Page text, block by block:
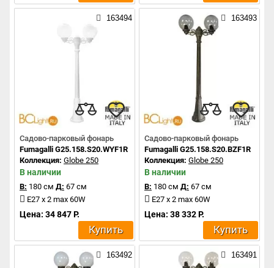
163494
Садово-парковый фонарь
Fumagalli G25.158.S20.WYF1R
Коллекция: Globe 250
В наличии
В: 180 см Д: 67 см
E27 x 2 max 60W
Цена: 34 847 Р.
Купить
163493
Садово-парковый фонарь
Fumagalli G25.158.S20.BZF1R
Коллекция: Globe 250
В наличии
В: 180 см Д: 67 см
E27 x 2 max 60W
Цена: 38 332 Р.
Купить
163492 163491